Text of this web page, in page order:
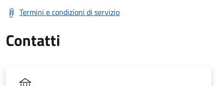
Termini e condizioni di servizio
Contatti